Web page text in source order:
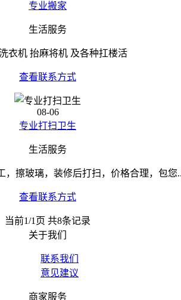
专业搬家
生活服务
衣机 抬麻将机 及各种扛楼活
查看联系方式
08-06
专业打扫卫生
生活服务
，擦玻璃，装修后打扫，价格合理，包您
查看联系方式
当前1/1页 共8条记录
关于我们
联系我们
意见建议
商家服务